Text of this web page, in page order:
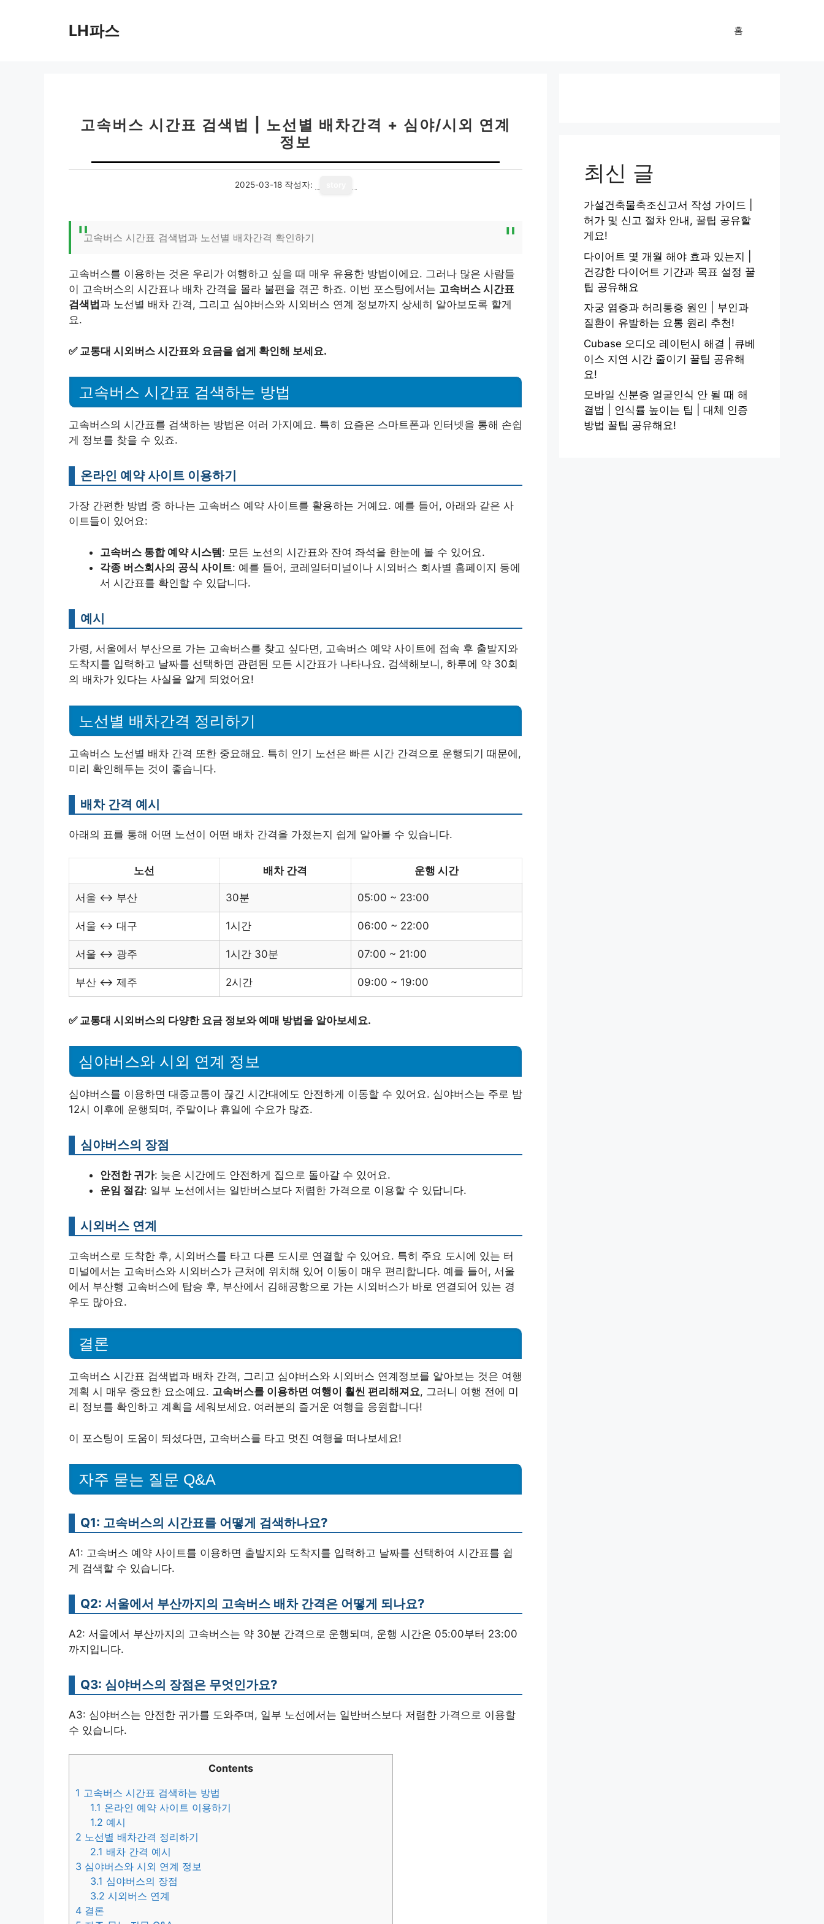
LH파스 홈
고속버스 시간표 검색법 | 노선별 배차간격 + 심야/시외 연계
정보
2025-03-18 작성자:
고속버스 시간표 검색법과 노선별 배차간격 확인하기
고속버스를 이용하는 것은 우리가 여행하고 싶을 때 매우 유용한 방법이에요. 그러나 많은 사람들
이 고속버스의 시간표나 배차 간격을 몰라 불편을 겪곤 하죠. 이번 포스팅에서는 고속버스 시간표
검색법 과 노선별 배차 간격, 그리고 심야버스와 시외버스 연계 정보까지 상세히 알아보도록 할게
요.
✅ 교통대 시외버스 시간표와 요금을 쉽게 확인해 보세요.
고속버스 시간표 검색하는 방법
고속버스의 시간표를 검색하는 방법은 여러 가지예요. 특히 요즘은 스마트폰과 인터넷을 통해 손쉽
게 정보를 찾을 수 있죠.
온라인 예약 사이트 이용하기
가장 간편한 방법 중 하나는 고속버스 예약 사이트를 활용하는 거예요. 예를 들어, 아래와 같은 사
이트들이 있어요:
고속버스 통합 예약 시스템: 모든 노선의 시간표와 잔여 좌석을 한눈에 볼 수 있어요.
각종 버스회사의 공식 사이트: 예를 들어, 코레일터미널이나 시외버스 회사별 홈페이지 등에
서 시간표를 확인할 수 있답니다.
예시
가령, 서울에서 부산으로 가는 고속버스를 찾고 싶다면, 고속버스 예약 사이트에 접속 후 출발지와
도착지를 입력하고 날짜를 선택하면 관련된 모든 시간표가 나타나요. 검색해보니, 하루에 약 30회
의 배차가 있다는 사실을 알게 되었어요!
노선별 배차간격 정리하기
고속버스 노선별 배차 간격 또한 중요해요. 특히 인기 노선은 빠른 시간 간격으로 운행되기 때문에,
미리 확인해두는 것이 좋습니다.
배차 간격 예시
아래의 표를 통해 어떤 노선이 어떤 배차 간격을 가졌는지 쉽게 알아볼 수 있습니다.
노선 배차 간격 운행 시간
서울 ↔ 부산 30분 05:00 ~ 23:00
서울 ↔ 대구 1시간 06:00 ~ 22:00
서울 ↔ 광주 1시간 30분 07:00 ~ 21:00
부산 ↔ 제주 2시간 09:00 ~ 19:00
✅ 교통대 시외버스의 다양한 요금 정보와 예매 방법을 알아보세요.
심야버스와 시외 연계 정보
심야버스를 이용하면 대중교통이 끊긴 시간대에도 안전하게 이동할 수 있어요. 심야버스는 주로 밤
12시 이후에 운행되며, 주말이나 휴일에 수요가 많죠.
심야버스의 장점
안전한 귀가: 늦은 시간에도 안전하게 집으로 돌아갈 수 있어요.
운임 절감: 일부 노선에서는 일반버스보다 저렴한 가격으로 이용할 수 있답니다.
시외버스 연계
고속버스로 도착한 후, 시외버스를 타고 다른 도시로 연결할 수 있어요. 특히 주요 도시에 있는 터
미널에서는 고속버스와 시외버스가 근처에 위치해 있어 이동이 매우 편리합니다. 예를 들어, 서울
에서 부산행 고속버스에 탑승 후, 부산에서 김해공항으로 가는 시외버스가 바로 연결되어 있는 경
우도 많아요.
결론
고속버스 시간표 검색법과 배차 간격, 그리고 심야버스와 시외버스 연계정보를 알아보는 것은 여행
계획 시 매우 중요한 요소예요. 고속버스를 이용하면 여행이 훨씬 편리해져요, 그러니 여행 전에 미
리 정보를 확인하고 계획을 세워보세요. 여러분의 즐거운 여행을 응원합니다!
이 포스팅이 도움이 되셨다면, 고속버스를 타고 멋진 여행을 떠나보세요!
자주 묻는 질문 Q&A
Q1: 고속버스의 시간표를 어떻게 검색하나요?
A1: 고속버스 예약 사이트를 이용하면 출발지와 도착지를 입력하고 날짜를 선택하여 시간표를 쉽
게 검색할 수 있습니다.
Q2: 서울에서 부산까지의 고속버스 배차 간격은 어떻게 되나요?
A2: 서울에서 부산까지의 고속버스는 약 30분 간격으로 운행되며, 운행 시간은 05:00부터 23:00
까지입니다.
Q3: 심야버스의 장점은 무엇인가요?
A3: 심야버스는 안전한 귀가를 도와주며, 일부 노선에서는 일반버스보다 저렴한 가격으로 이용할
수 있습니다.
Contents
1 고속버스 시간표 검색하는 방법
1.1 온라인 예약 사이트 이용하기
1.2 예시
2 노선별 배차간격 정리하기
2.1 배차 간격 예시
3 심야버스와 시외 연계 정보
3.1 심야버스의 장점
3.2 시외버스 연계
4 결론
최신 글
가설건축물축조신고서 작성 가이드 |
허가 및 신고 절차 안내, 꿀팁 공유할
게요!
다이어트 몇 개월 해야 효과 있는지 |
건강한 다이어트 기간과 목표 설정 꿀
팁 공유해요
자궁 염증과 허리통증 원인 | 부인과
질환이 유발하는 요통 원리 추천!
Cubase 오디오 레이턴시 해결 | 큐베
이스 지연 시간 줄이기 꿀팁 공유해
요!
모바일 신분증 얼굴인식 안 될 때 해
결법 | 인식률 높이는 팁 | 대체 인증
방법 꿀팁 공유해요!